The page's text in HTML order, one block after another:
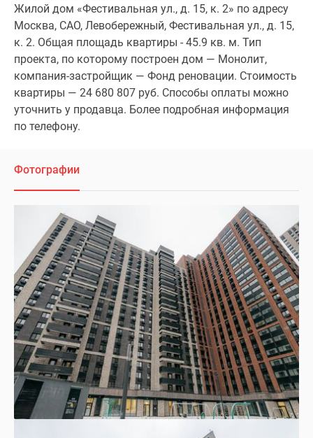
Жилой дом «Фестивальная ул., д. 15, к. 2» по адресу
Москва, САО, Левобережный, Фестивальная ул., д. 15,
к. 2. Общая площадь квартиры - 45.9 кв. м. Тип
проекта, по которому построен дом — Монолит,
компания-застройщик — Фонд реновации. Стоимость
квартиры — 24 680 807 руб. Способы оплаты можно
уточнить у продавца. Более подробная информация
по телефону.
Фотографии